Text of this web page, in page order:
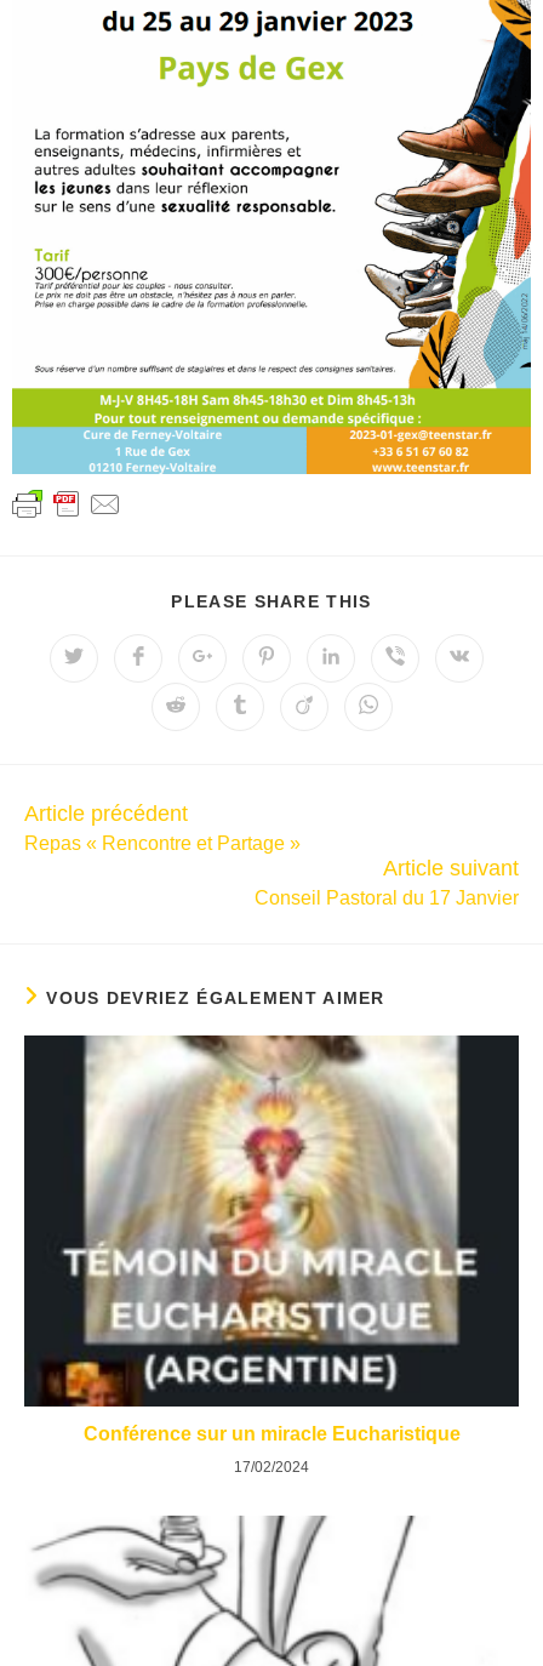
PLEASE SHARE THIS
Article précédent
Repas « Rencontre et Partage »
Article suivant
Conseil Pastoral du 17 Janvier
VOUS DEVRIEZ ÉGALEMENT AIMER
Conférence sur un miracle Eucharistique
17/02/2024